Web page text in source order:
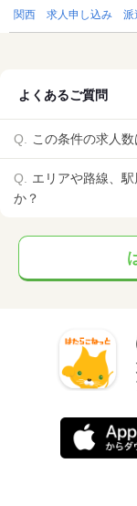
関西 求人申し込み 派
よくあるご質問
この条件の求人
エリアや路線、
か？